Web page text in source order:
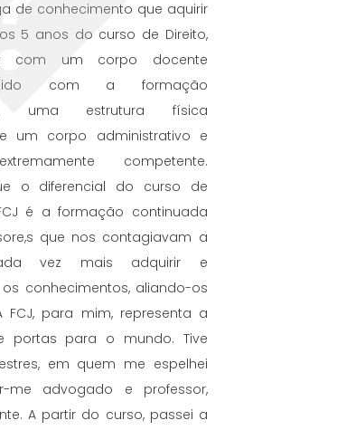
de conhecimento que aquirir
5 anos do curso de Direito,
com um corpo docente
com a formação
uma estrutura física
um corpo administrativo e
competente.
o diferencial do curso de
é a formação continuada
que nos contagiavam a
vez mais adquirir e
conhecimentos, aliando-os
FCJ, para mim, representa a
portas para o mundo. Tive
em quem me espelhei
me advogado e professor,
A partir do curso, passei a